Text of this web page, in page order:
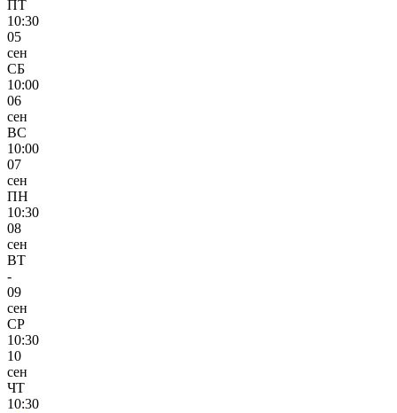
ПТ
10:30
05
сен
СБ
10:00
06
сен
ВС
10:00
07
сен
ПН
10:30
08
сен
ВТ
-
09
сен
СР
10:30
10
сен
ЧТ
10:30